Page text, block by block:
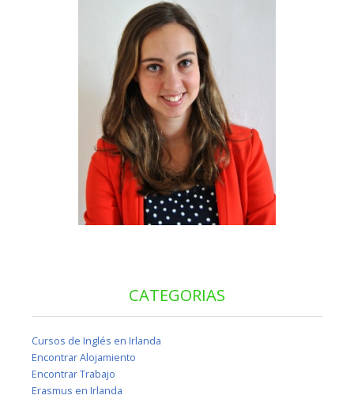
CATEGORIAS
Cursos de Inglés en Irlanda
Encontrar Alojamiento
Encontrar Trabajo
Erasmus en Irlanda